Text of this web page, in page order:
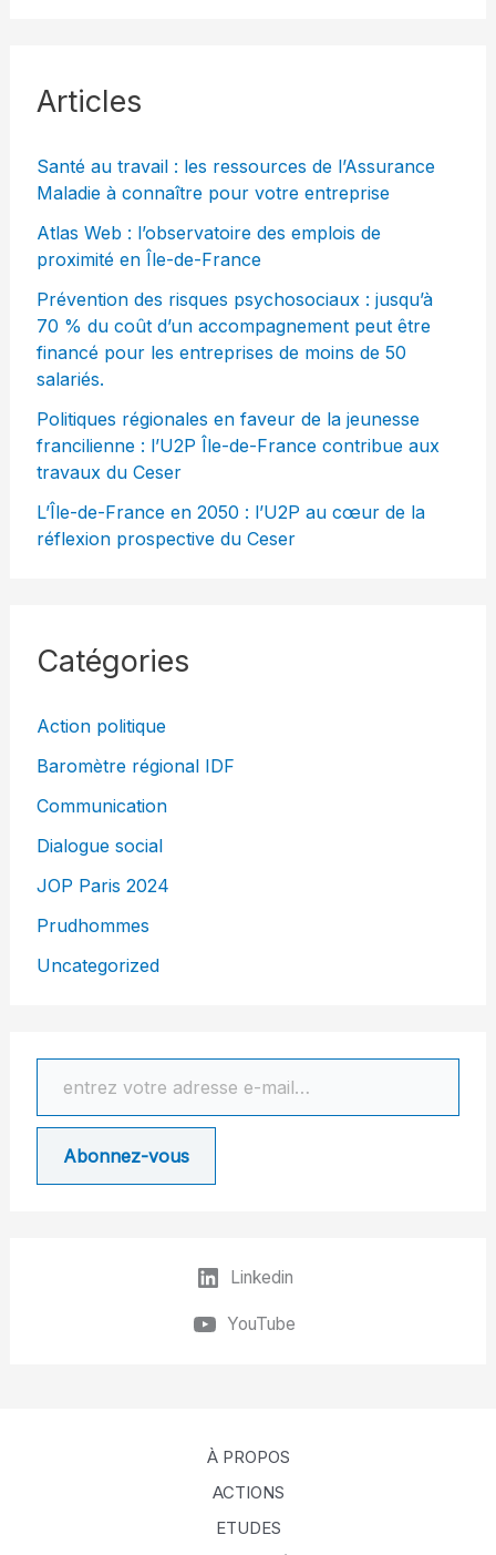
Articles
Santé au travail : les ressources de l’Assurance
Maladie à connaître pour votre entreprise
Atlas Web : l’observatoire des emplois de
proximité en Île-de-France
Prévention des risques psychosociaux : jusqu’à
70 % du coût d’un accompagnement peut être
financé pour les entreprises de moins de 50
salariés.
Politiques régionales en faveur de la jeunesse
francilienne : l’U2P Île-de-France contribue aux
travaux du Ceser
L’Île-de-France en 2050 : l’U2P au cœur de la
réflexion prospective du Ceser
Catégories
Action politique
Baromètre régional IDF
Communication
Dialogue social
JOP Paris 2024
Prudhommes
Uncategorized
entrez votre adresse e-mail…
Abonnez-vous
Linkedin
YouTube
À PROPOS
ACTIONS
ETUDES